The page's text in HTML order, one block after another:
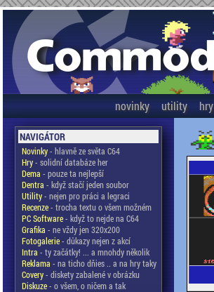
novinky utility hry
NAVIGÁTOR
Novinky- hlavně ze světa C64
Hry- solidní databáze her
Dema - pouze ta nejlepší
Dentra - když stačí jeden soubor
Utility- nejen pro práci a legraci
Recenze- trocha textu o všem možném
PC Software- když to nejde na C64
Grafika - ne vždy jen 320x200
Fotogalerie- důkazy nejen z akcí
Intra - ty začátky! ... a mnohdy několik
Reklama - na ticho dňies .. a na hry taky
Covery- diskety zabalené v obrázku
Diskuze- o všem, o ničem a tak